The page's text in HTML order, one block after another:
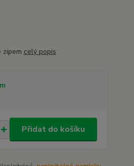
zipem celý popis
Přidat do košíku